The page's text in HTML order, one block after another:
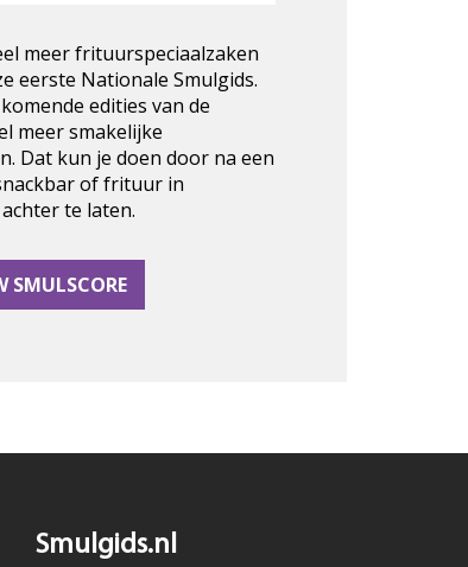
meer frituurspeciaalzaken
eerste Nationale Smulgids.
edities van de
meer smakelijke
Dat kun je doen door na een
of frituur in
te laten.
SMULSCORE
Smulgids.nl